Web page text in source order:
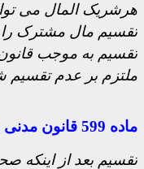
هرشریک المال می
تقسیم مال مشترک را
تقسیم به موجب
ملتزم بر عدم تقسیم
ماده 599 قانون مدنی هم عنوان دارد:
تقسیم بعد از اینکه